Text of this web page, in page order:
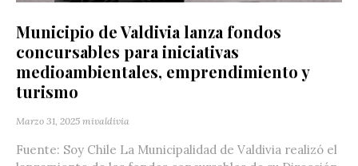
Municipio de Valdivia lanza fondos
concursables para iniciativas
medioambientales, emprendimiento y
turismo
Marzo 31, 2025 mivaldivia
Fuente: Soy Chile La Municipalidad de Valdivia realizó el